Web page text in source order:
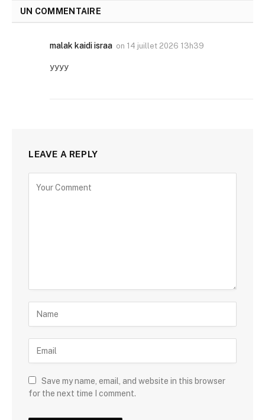
UN COMMENTAIRE
malak kaidi israa on 14 juillet 2026 13h39
yyyy
LEAVE A REPLY
Save my name, email, and website in this browser
for the next time I comment.